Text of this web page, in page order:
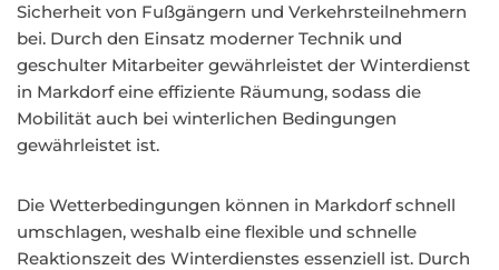
Sicherheit von Fußgängern und Verkehrsteilnehmern
bei. Durch den Einsatz moderner Technik und
geschulter Mitarbeiter gewährleistet der Winterdienst
in Markdorf eine effiziente Räumung, sodass die
Mobilität auch bei winterlichen Bedingungen
gewährleistet ist.
Die Wetterbedingungen können in Markdorf schnell
umschlagen, weshalb eine flexible und schnelle
Reaktionszeit des Winterdienstes essenziell ist. Durch